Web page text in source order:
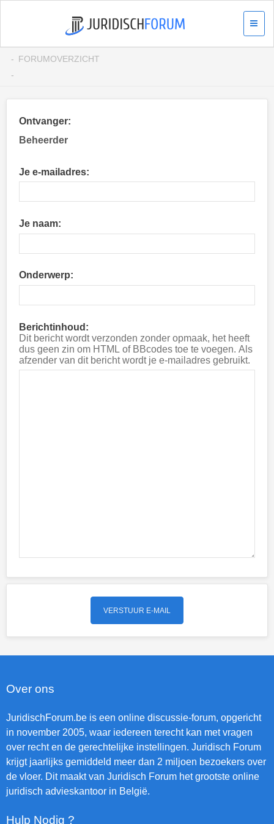
FORUMOVERZICHT
Ontvanger:
Beheerder
Je e-mailadres:
Je naam:
Onderwerp:
Berichtinhoud:
Dit bericht wordt verzonden zonder opmaak, het heeft
dus geen zin om HTML of BBcodes toe te voegen. Als
afzender van dit bericht wordt je e-mailadres gebruikt.
Over ons
JuridischForum.be is een online discussie-forum, opgericht
in november 2005, waar iedereen terecht kan met vragen
over recht en de gerechtelijke instellingen. Juridisch Forum
krijgt jaarlijks gemiddeld meer dan 2 miljoen bezoekers over
de vloer. Dit maakt van Juridisch Forum het grootste online
juridisch advieskantoor in België.
Hulp Nodig ?